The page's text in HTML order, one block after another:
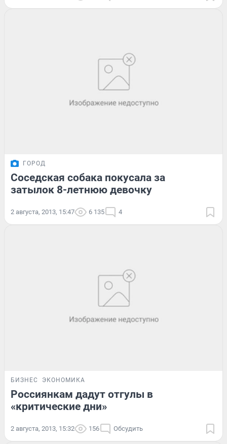
ГОРОД
Соседская собака покусала за
затылок 8-летнюю девочку
2 августа, 2013, 15:47 6 135 4
БИЗНЕС ЭКОНОМИКА
Россиянкам дадут отгулы в
«критические дни»
2 августа, 2013, 15:32 156 Обсудить